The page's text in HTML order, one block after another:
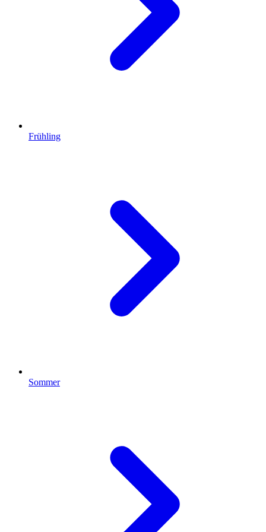
Frühling
Sommer